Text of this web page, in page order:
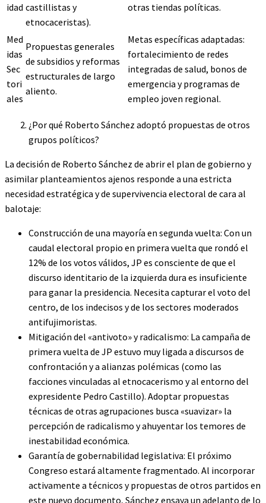
idad castillistas y
etnocaceristas).
otras tiendas políticas.
Med
idas
Sec
tori
ales
Propuestas generales
de subsidios y reformas
estructurales de largo
aliento.
Metas específicas adaptadas:
fortalecimiento de redes
integradas de salud, bonos de
emergencia y programas de
empleo joven regional.
¿Por qué Roberto Sánchez adoptó propuestas de otros
grupos políticos?
La decisión de Roberto Sánchez de abrir el plan de gobierno y
asimilar planteamientos ajenos responde a una estricta
necesidad estratégica y de supervivencia electoral de cara al
balotaje:
Construcción de una mayoría en segunda vuelta: Con un
caudal electoral propio en primera vuelta que rondó el
12% de los votos válidos, JP es consciente de que el
discurso identitario de la izquierda dura es insuficiente
para ganar la presidencia. Necesita capturar el voto del
centro, de los indecisos y de los sectores moderados
antifujimoristas.
Mitigación del «antivoto» y radicalismo: La campaña de
primera vuelta de JP estuvo muy ligada a discursos de
confrontación y a alianzas polémicas (como las
facciones vinculadas al etnocacerismo y al entorno del
expresidente Pedro Castillo). Adoptar propuestas
técnicas de otras agrupaciones busca «suavizar» la
percepción de radicalismo y ahuyentar los temores de
inestabilidad económica.
Garantía de gobernabilidad legislativa: El próximo
Congreso estará altamente fragmentado. Al incorporar
activamente a técnicos y propuestas de otros partidos en
este nuevo documento, Sánchez ensaya un adelanto de lo